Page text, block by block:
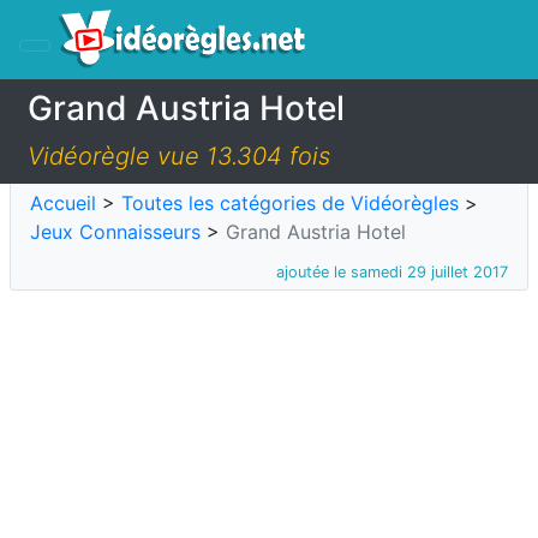
Grand Austria Hotel
Vidéorègle vue 13.304 fois
Accueil > Toutes les catégories de Vidéorègles >
Jeux Connaisseurs > Grand Austria Hotel
ajoutée le samedi 29 juillet 2017